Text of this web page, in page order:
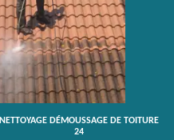
NETTOYAGE DÉMOUSSAGE DE TOITURE
24